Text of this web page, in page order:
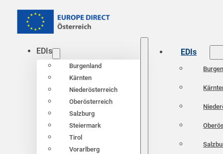
EDIs
Burgenland
Kärnten
Niederösterreich
Oberösterreich
Salzburg
Steiermark
Tirol
Vorarlberg
EDIs